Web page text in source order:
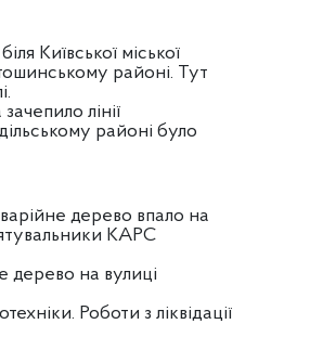
Київської міської
районі. Тут
лінії
районі було
дерево впало на
КАРС
дерево на вулиці
Роботи з ліквідації